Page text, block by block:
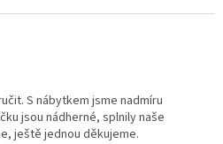
je 5 z 5 hvězdiček.
S nábytkem jsme nadmíru
jsou nádherné, splnily naše
ještě jednou děkujeme.